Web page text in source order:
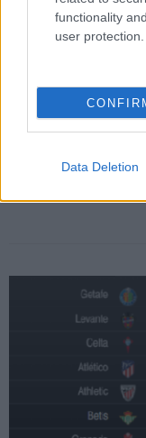
functionality
user protection.
Data Deletion
El calendario de
La RFEF y LaLiga han
España de la temporada
arrancarán el 12 de